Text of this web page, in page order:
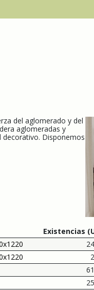
del aglomerado y del
aglomeradas y
decorativo. Disponemos
Existencias